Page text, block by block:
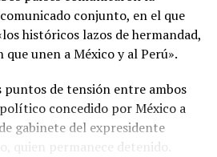
X
conjunto, en el que
históricos lazos de hermandad,
unen a México y al Perú».
puntos de tensión entre ambos
concedido por México a
gabinete del expresidente
quien permanece detenido.